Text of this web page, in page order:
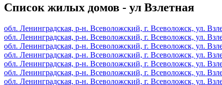
Список жилых домов - ул Взлетная
обл. Ленинградская, р-н. Всеволожский, г. Всеволожск, ул.
обл. Ленинградская, р-н. Всеволожский, г. Всеволожск, ул.
обл. Ленинградская, р-н. Всеволожский, г. Всеволожск, ул.
обл. Ленинградская, р-н. Всеволожский, г. Всеволожск, ул.
обл. Ленинградская, р-н. Всеволожский, г. Всеволожск, ул.
обл. Ленинградская, р-н. Всеволожский, г. Всеволожск, ул.
обл. Ленинградская, р-н. Всеволожский, г. Всеволожск, ул.